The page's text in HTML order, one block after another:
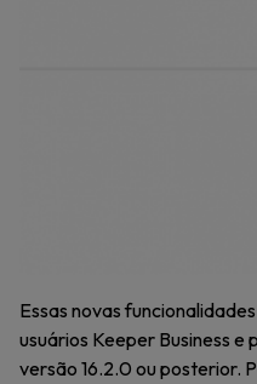
Essas novas
usuários Keeper Business e
versão 16.2.0 ou posterior.